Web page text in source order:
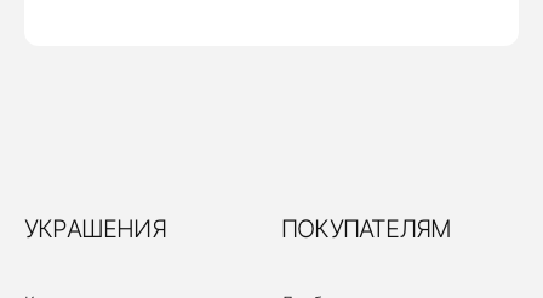
УКРАШЕНИЯ ПОКУПАТЕЛЯМ